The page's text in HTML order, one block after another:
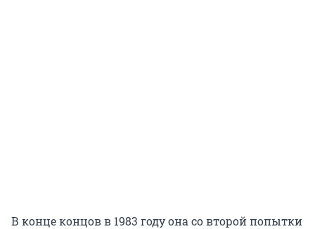
В конце концов в 1983 году она со второй попытки